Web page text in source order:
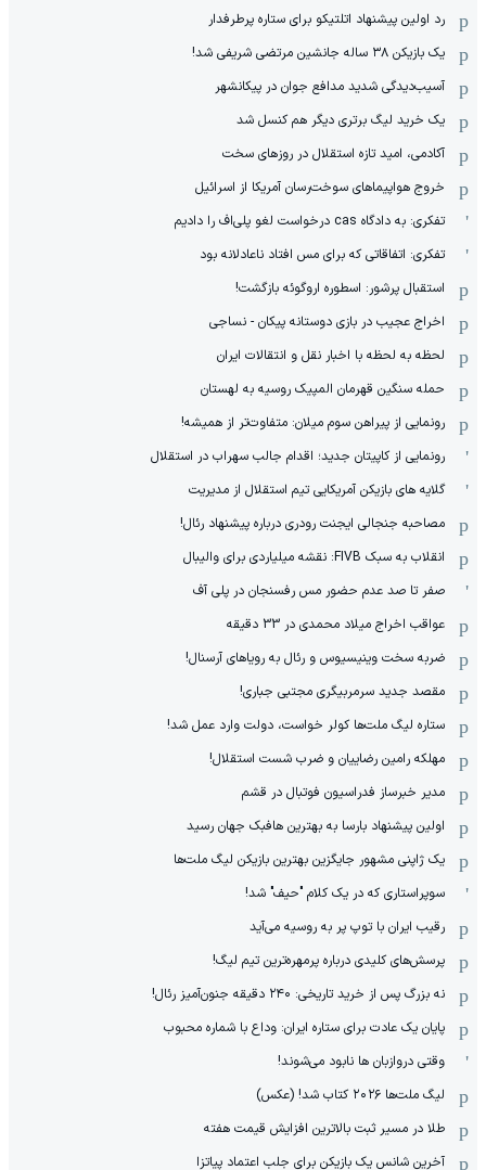
رد اولین پیشنهاد اتلتیکو برای ستاره پرطرفدار
یک بازیکن ۳۸ ساله جانشین مرتضی شریفی شد!
آسیب‌دیدگی شدید مدافع جوان در پیکانشهر
یک خرید لیگ برتری دیگر هم کنسل شد
آکادمی، امید تازه استقلال در روزهای سخت
خروج هواپیماهای سوخت‌رسان آمریکا از اسرائیل
تفکری: به دادگاه cas درخواست لغو پلی‌اف را دادیم
تفکری: اتفاقاتی که برای مس افتاد ناعادلانه بود
استقبال پرشور: اسطوره اروگوئه بازگشت!
اخراج عجیب در بازی دوستانه پیکان - نساجی
لحظه به لحظه با اخبار نقل و انتقالات ایران
حمله سنگین قهرمان المپیک روسیه به لهستان
رونمایی از پیراهن سوم میلان: متفاوت‌تر از همیشه!
رونمایی از کاپیتان جدید؛ اقدام جالب سهراب در استقلال
گلایه های بازیکن آمریکایی تیم استقلال از مدیریت
مصاحبه جنجالی ایجنت رودری درباره پیشنهاد رئال!
انقلاب به سبک FIVB: نقشه میلیاردی برای والیبال
صفر تا صد عدم حضور مس رفسنجان در پلی آف
عواقب اخراج میلاد محمدی در 33 دقیقه
ضربه سخت وینیسیوس و رئال به رویاهای آرسنال!
مقصد جدید سرمربیگری مجتبی جباری!
ستاره لیگ ملت‌ها کولر خواست، دولت وارد عمل شد!
مهلکه رامین رضاییان و ضرب شست استقلال!
مدیر خبرساز فدراسیون فوتبال در قشم
اولین پیشنهاد بارسا به بهترین هافبک جهان رسید
یک ژاپنی مشهور جایگزین بهترین بازیکن لیگ ملت‌ها
سوپراستاری که در یک کلام "حیف" شد!
رقیب ایران با توپ پر به روسیه می‌آید
پرسش‌های کلیدی درباره پرمهره‌ترین تیم لیگ!
نه بزرگ پس از خرید تاریخی: ۲۴۰ دقیقه جنون‌آمیز رئال!
پایان یک عادت برای ستاره ایران: وداع با شماره محبوب
وقتی دروازبان ها نابود می‌شوند!
لیگ ملت‌ها ٢٠٢۶ کتاب شد! (عکس)
طلا در مسیر ثبت بالاترین افزایش قیمت هفته
آخرین شانس یک بازیکن برای جلب اعتماد پیاتزا